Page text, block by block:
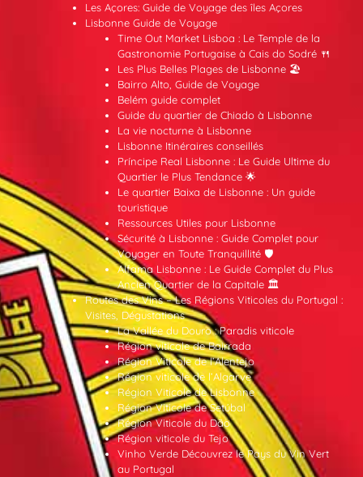
Les Açores: Guide de Voyage des îles Açores
Lisbonne Guide de Voyage
Time Out Market Lisboa : Le Temple de la
Gastronomie Portugaise à Cais do Sodré 🍴
Les Plus Belles Plages de Lisbonne 🏖️
Bairro Alto, Guide de Voyage
Belém guide complet
Guide du quartier de Chiado à Lisbonne
La vie nocturne à Lisbonne
Lisbonne Itinéraires conseillés
Príncipe Real Lisbonne : Le Guide Ultime du
Quartier le Plus Tendance 🌟
Le quartier Baixa de Lisbonne : Un guide
touristique
Ressources Utiles pour Lisbonne
Sécurité à Lisbonne : Guide Complet pour
Voyager en Toute Tranquillité 🛡️
Alfama Lisbonne : Le Guide Complet du Plus
Ancien Quartier de la Capitale 🏛️
Routes des Vins – Les Régions Viticoles du Portugal :
Visites, Dégustations
La Vallée du Douro : Paradis viticole
Région viticole de Bairrada
Région Viticole de l’Alentejo
Région viticole de l’Algarve
Région Viticole de Lisbonne
Région Viticole de Setúbal
Région Viticole du Dão
Région viticole du Tejo
Vinho Verde Découvrez le Pays du Vin Vert
au Portugal